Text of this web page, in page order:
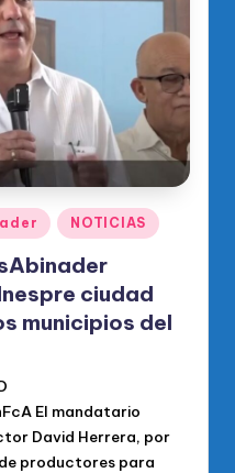
NOTICIAS
ciudad
municipios del
El mandatario
David Herrera, por
productores para